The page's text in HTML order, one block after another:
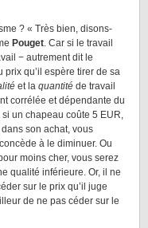
? « Très bien, disons-
Pouget. Car si le travail
− autrement dit le
qu’il espère tirer de sa
et la quantité de travail
corrélée et dépendante du
un chapeau coûte 5 EUR,
son achat, vous
à le diminuer. Ou
moins cher, vous serez
qualité inférieure. Or, il ne
sur le prix qu’il juge
de ne pas céder sur le